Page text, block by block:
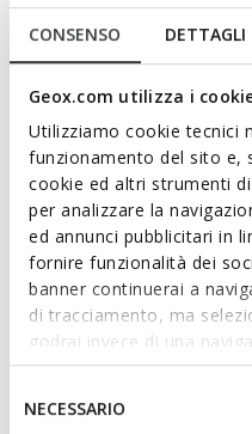
CONSENSO DETTAGLI
Geox.com utilizza i
Utilizziamo cookie tecnici
funzionamento del sito e,
cookie ed altri strumenti
per analizzare la
ed annunci pubblicitari in
fornire funzionalità dei
banner continuerai a
di tracciamento, ma
godrai invece di una
base dei tuoi gusti ed
IMPOSTAZIONI potrai
altri strumenti di
NECESSARIO
blend of elegance and
classic black version, it
with a contemporary
both special occasions and
ITEM CODE:
Features
Enhanced cushioning
System
Lace fastening
Materials